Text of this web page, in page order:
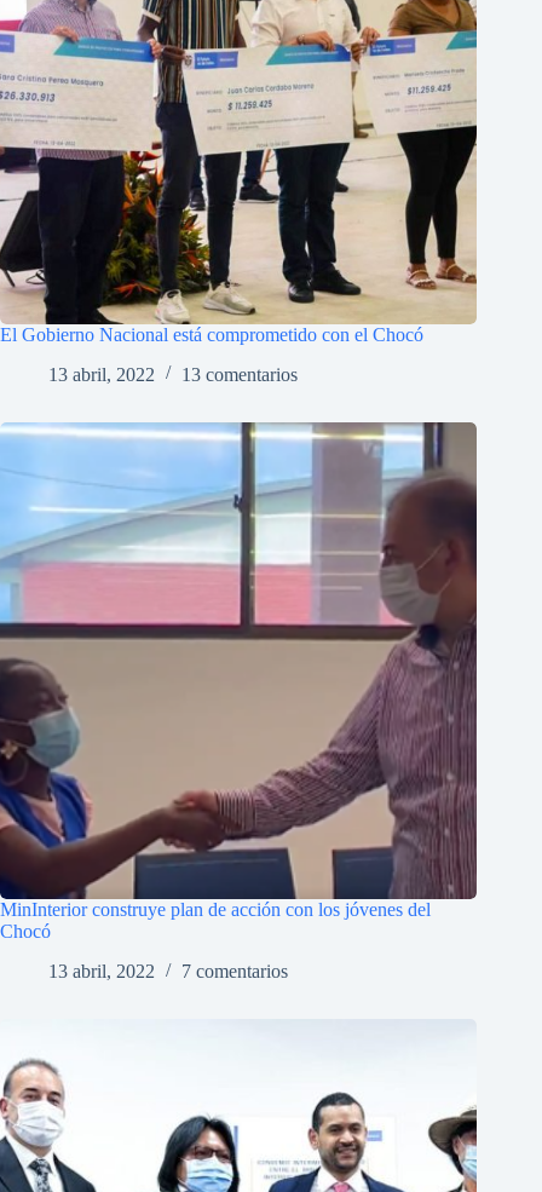
El Gobierno Nacional está comprometido con el Chocó
13 abril, 2022
13 comentarios
MinInterior construye plan de acción con los jóvenes del
Chocó
13 abril, 2022
7 comentarios